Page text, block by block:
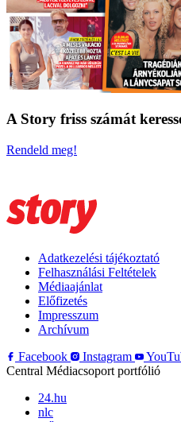
A Story friss számát
Rendeld meg!
Adatkezelési tájékoztató
Felhasználási Feltételek
Médiaajánlat
Előfizetés
Impresszum
Archívum
Facebook
Instagram
Central Médiacsoport portfólió
24.hu
nlc